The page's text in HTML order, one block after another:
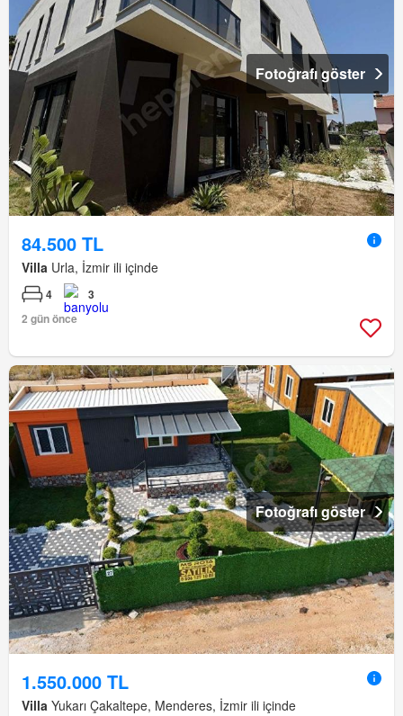
Fotoğrafı göster
84.500 TL
Villa Urla, İzmir ili içinde
4
3
2 gün önce
Fotoğrafı göster
1.550.000 TL
Villa Yukarı Çakaltepe, Menderes, İzmir ili içinde